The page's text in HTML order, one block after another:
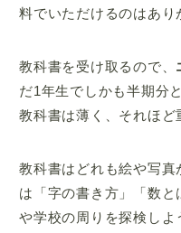
料でいただけるのはあり
教科書を受け取るので、
だ1年生でしかも半期分
教科書は薄く、それほど
教科書はどれも絵や写真
は「字の書き方」「数
や学校の周りを探検しよ